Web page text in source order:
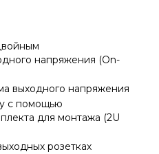
напряжения (On-
выходного напряжения
с помощью
для монтажа (2U
розетках